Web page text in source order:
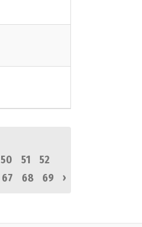
50 51
52
67 68 69 ›